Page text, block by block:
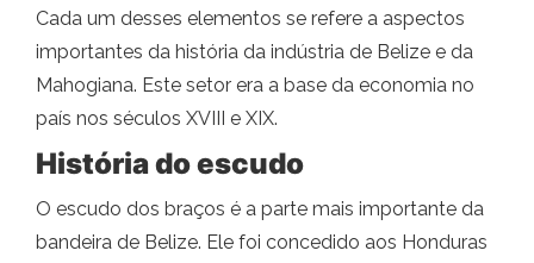
Cada um desses elementos se refere a aspectos
importantes da história da indústria de Belize e da
Mahogiana. Este setor era a base da economia no
país nos séculos XVIII e XIX.
História do escudo
O escudo dos braços é a parte mais importante da
bandeira de Belize. Ele foi concedido aos Honduras